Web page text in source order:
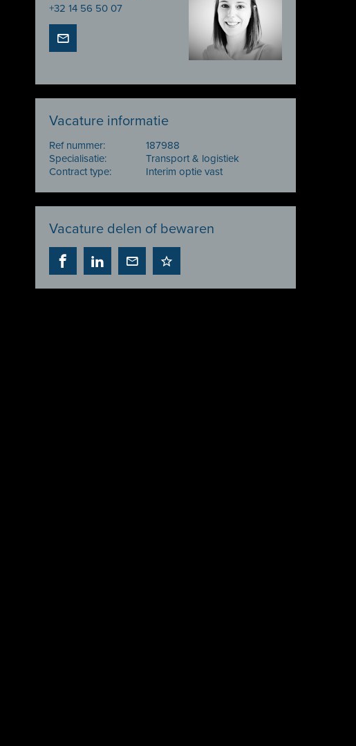
+32 14 56 50 07
Vacature informatie
Ref nummer:
187988
Specialisatie:
Transport & logistiek
Contract type:
Interim optie vast
Vacature delen of bewaren